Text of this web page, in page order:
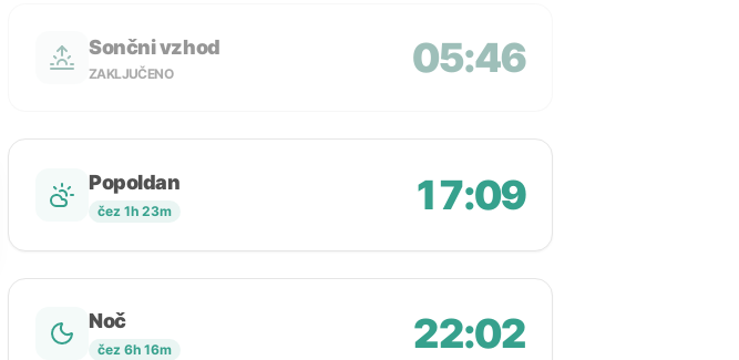
Sončni vzhod
ZAKLJUČENO 05:46
Popoldan
čez 1h 23m 17:09
Noč
čez 6h 16m 22:02